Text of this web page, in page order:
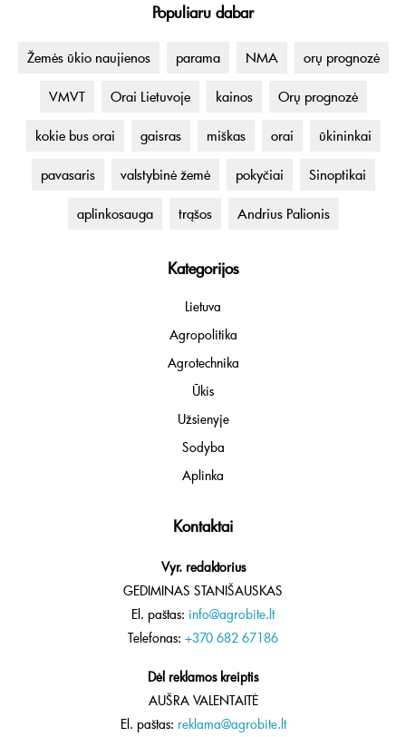
Populiaru dabar
Žemės ūkio naujienos parama NMA orų prognozė
VMVT Orai Lietuvoje kainos Orų prognozė
kokie bus orai gaisras miškas orai ūkininkai
pavasaris valstybinė žemė pokyčiai Sinoptikai
aplinkosauga trąšos Andrius Palionis
Kategorijos
Lietuva
Agropolitika
Agrotechnika
Ūkis
Užsienyje
Sodyba
Aplinka
Kontaktai
Vyr. redaktorius
GEDIMINAS STANIŠAUSKAS
El. paštas: info@agrobite.lt
Telefonas: +370 682 67186
Dėl reklamos kreiptis
AUŠRA VALENTAITĖ
El. paštas: reklama@agrobite.lt